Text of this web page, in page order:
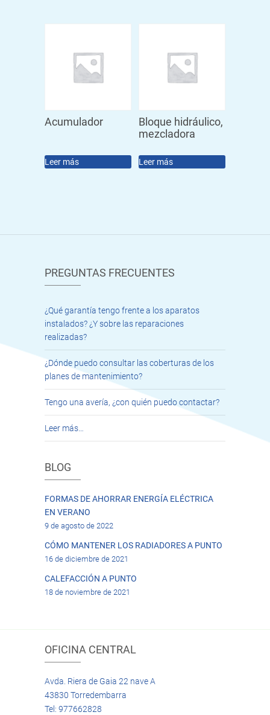
Acumulador
Leer más
Bloque hidráulico,
mezcladora
Leer más
PREGUNTAS FRECUENTES
¿Qué garantía tengo frente a los aparatos
instalados? ¿Y sobre las reparaciones
realizadas?
¿Dónde puedo consultar las coberturas de los
planes de mantenimiento?
Tengo una avería, ¿con quién puedo contactar?
Leer más…
BLOG
FORMAS DE AHORRAR ENERGÍA ELÉCTRICA
EN VERANO
9 de agosto de 2022
CÓMO MANTENER LOS RADIADORES A PUNTO
16 de diciembre de 2021
CALEFACCIÓN A PUNTO
18 de noviembre de 2021
OFICINA CENTRAL
Avda. Riera de Gaia 22 nave A
43830 Torredembarra
Tel: 977662828